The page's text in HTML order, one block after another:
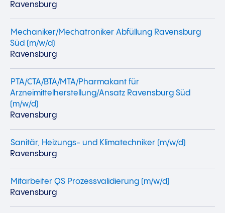
Ravensburg
Mechaniker/Mechatroniker Abfüllung Ravensburg
Süd (m/w/d)
Ravensburg
PTA/CTA/BTA/MTA/Pharmakant für
Arzneimittelherstellung/Ansatz Ravensburg Süd
(m/w/d)
Ravensburg
Sanitär, Heizungs- und Klimatechniker (m/w/d)
Ravensburg
Mitarbeiter QS Prozessvalidierung (m/w/d)
Ravensburg